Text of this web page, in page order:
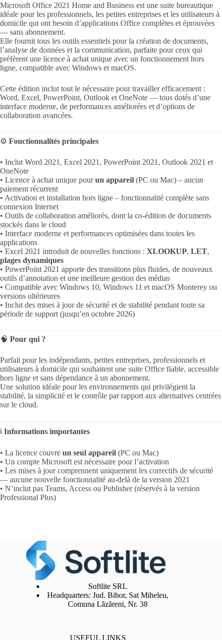
Microsoft Office 2021 Home and Business est une suite bureautique
idéale pour les professionnels, les petites entreprises et les utilisateurs à
domicile qui ont besoin d’applications Office complètes et éprouvées
— sans abonnement.
Elle fournit tous les outils essentiels pour la création de documents,
l’analyse de données et la communication, parfaite pour ceux qui
préfèrent une licence à achat unique avec un fonctionnement hors
ligne, compatible avec Windows et macOS.
Cette édition inclut tout le nécessaire pour travailler efficacement :
Word, Excel, PowerPoint, Outlook et OneNote — tous dotés d’une
interface moderne, de performances améliorées et d’options de
collaboration avancées.
⚙️ Fonctionnalités principales
• Inclut Word 2021, Excel 2021, PowerPoint 2021, Outlook 2021 et
OneNote
• Licence à achat unique pourun appareil (PC ou Mac) – aucun
paiement récurrent
• Activation et installation hors ligne – fonctionnalité complète sans
connexion Internet
• Outils de collaboration améliorés, dont la co-édition de documents
stockés dans le cloud
• Interface moderne et performances optimisées dans toutes les
applications
• Excel 2021 introduit de nouvelles fonctions : XLOOKUP, LET,
plages dynamiques
• PowerPoint 2021 apporte des transitions plus fluides, de nouveaux
outils d’annotation et une meilleure gestion des médias
• Compatible avec Windows 10, Windows 11 et macOS Monterey ou
versions ultérieures
• Inclut des mises à jour de sécurité et de stabilité pendant toute sa
période de support (jusqu’en octobre 2026)
🧠 Pour qui ?
Parfait pour les indépendants, petites entreprises, professionnels et
utilisateurs à domicile qui souhaitent une suite Office fiable, accessible
hors ligne et sans dépendance à un abonnement.
Une solution idéale pour les environnements qui privilégient la
stabilité, la simplicité et le contrôle par rapport aux alternatives centrées
sur le cloud.
ℹ️ Informations importantes
• La licence couvre un seul appareil (PC ou Mac)
• Un compte Microsoft est nécessaire pour l’activation
• Les mises à jour comprennent uniquement les correctifs de sécurité
— aucune nouvelle fonctionnalité au-delà de la version 2021
• N’inclut pas Teams, Access ou Publisher (réservés à la version
Professional Plus)
Softlite SRL
Headquarters: Jud. Bihor, Sat Miheleu,
Comuna Lăzăreni, Nr. 38
USEFUL LINKS